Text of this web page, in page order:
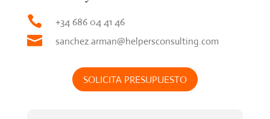
 +34 686 04 41 46
 sanchez.arman@helpersconsulting.com
SOLICITA PRESUPUESTO